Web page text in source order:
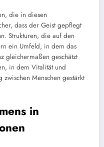
die in diesen
dass der Geist gepflegt
Strukturen, die auf den
ein Umfeld, in dem das
gleichermaßen geschätzt
in dem Vitalität und
Menschen gestärkt
in